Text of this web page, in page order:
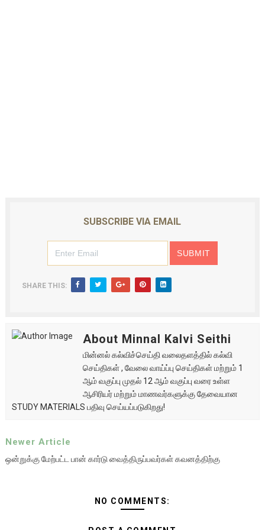
SUBSCRIBE VIA EMAIL
SHARE THIS:
About Minnal Kalvi Seithi
மின்னல் கல்விச்செய்தி வலைதளத்தில் கல்வி
செய்திகள் , வேலை வாய்ப்பு செய்திகள் மற்றும் 1
ஆம் வகுப்பு முதல் 12 ஆம் வகுப்பு வரை உள்ள
ஆசிரியர் மற்றும் மாணவர்களுக்கு தேவையான
STUDY MATERIALS பதிவு செய்யப்படுகிறது!
Newer Article
ஒன்றுக்கு மேற்பட்ட பான் கார்டு வைத்திருப்பவர்கள் கவனத்திற்கு
NO COMMENTS: